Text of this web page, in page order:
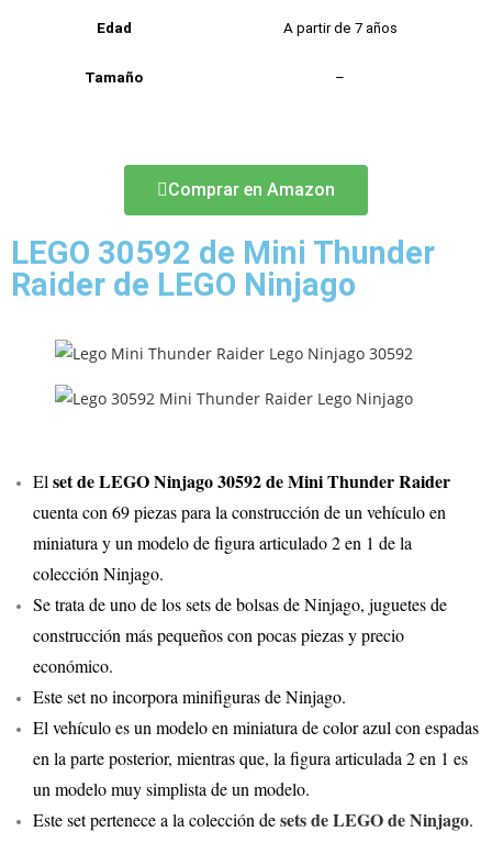
Edad A partir de 7 años
Tamaño –
Comprar en Amazon
LEGO 30592 de Mini Thunder
Raider de LEGO Ninjago
El set de LEGO Ninjago 30592 de Mini Thunder Raider
cuenta con 69 piezas para la construcción de un vehículo en
miniatura y un modelo de figura articulado 2 en 1 de la
colección Ninjago.
Se trata de uno de los sets de bolsas de Ninjago, juguetes de
construcción más pequeños con pocas piezas y precio
económico.
Este set no incorpora minifiguras de Ninjago.
El vehículo es un modelo en miniatura de color azul con espadas
en la parte posterior, mientras que, la figura articulada 2 en 1 es
un modelo muy simplista de un modelo.
Este set pertenece a la colección desets de LEGO de Ninjago.